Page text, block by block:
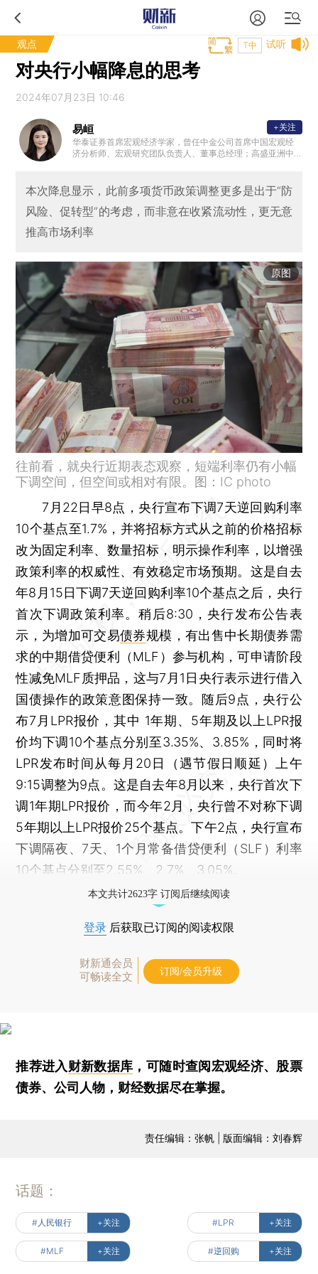
观点 试听
T中
对央行小幅降息的思考
2024年07月23日 10:46
易峘
华泰证券首席宏观经济学家，曾任中金公司首席中国宏观经
济分析师、宏观研究团队负责人、董事总经理；高盛亚洲中
+关注
本次降息显示，此前多项货币政策调整更多是出于“防
风险、促转型”的考虑，而非意在收紧流动性，更无意
推高市场利率
原图
往前看，就央行近期表态观察，短端利率仍有小幅
下调空间，但空间或相对有限。图：IC photo
7月22日早8点，央行宣布下调7天逆回购利率
10个基点至1.7%，并将招标方式从之前的价格招标
改为固定利率、数量招标，明示操作利率，以增强
政策利率的权威性、有效稳定市场预期。这是自去
年8月15日下调7天逆回购利率10个基点之后，央行
首次下调政策利率。稍后8:30，央行发布公告表
示，为增加可交易债券规模，有出售中长期债券需
求的中期借贷便利（MLF）参与机构，可申请阶段
性减免MLF质押品，这与7月1日央行表示进行借入
国债操作的政策意图保持一致。随后9点，央行公
布7月LPR报价，其中 1年期、5年期及以上LPR报
价均下调10个基点分别至3.35%、3.85%，同时将
LPR发布时间从每月20日（遇节假日顺延）上午
9:15调整为9点。这是自去年8月以来，央行首次下
调1年期LPR报价，而今年2月，央行曾不对称下调
5年期以上LPR报价25个基点。下午2点，央行宣布
下调隔夜、7天、1个月常备借贷便利（SLF）利率
10个基点分别至2.55%、2.7%、3.05%。
本文共计2623字 订阅后继续阅读
登录 后获取已订阅的阅读权限
财新通会员
可畅读全文
订阅/会员升级
推荐进入财新数据库 ，可随时查阅宏观经济、股票
债券、公司人物，财经数据尽在掌握。
责任编辑：张帆 | 版面编辑：刘春辉
话题：
#人民银行 +关注 #LPR +关注
#MLF +关注 #逆回购 +关注